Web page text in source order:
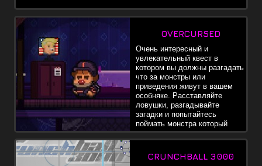
OVERCURSED
Очень интересный и
увлекательный квест в
котором вы должны разгадать
что за монстры или
приведения живут в вашем
особняке. Расставляйте
ловушки, разгадывайте
загадки и попытайтесь
поймать монстра который
живет в вашем доме.
CRUNCHBALL 3000